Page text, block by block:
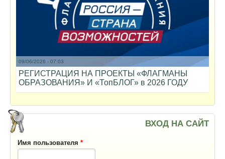
09/06/2026 - 07:03
РЕГИСТРАЦИЯ НА ПРОЕКТЫ «ФЛАГМАНЫ
ОБРАЗОВАНИЯ» И «ТопБЛОГ» в 2026 ГОДУ
ВХОД НА САЙТ
Имя пользователя *